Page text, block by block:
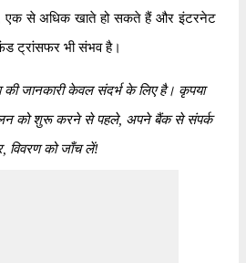
में, एक से अधिक खाते हो सकते हैं और इंटरनेट
फंड ट्रांसफर भी संभव है।
जानकारी केवल संदर्भ के लिए है। कृपया
को शुरू करने से पहले, अपने बैंक से संपर्क
विवरण को जाँच लें!